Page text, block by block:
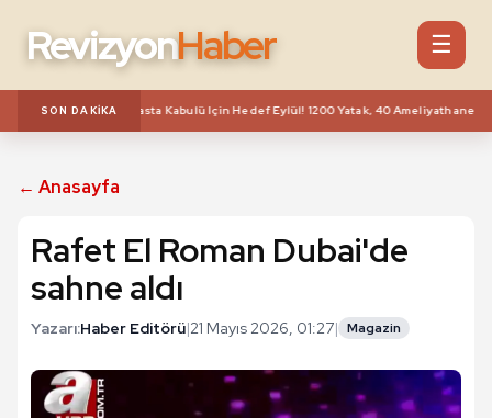
RevizyonHaber ☰
SON DAKIKA
Için Geri Sayım: Hasta Kabulü Için Hedef Eylül! 1200 Yatak, 40 Ameliyathane,
← Anasayfa
Rafet El Roman Dubai'de
sahne aldı
Yazarı:Haber Editörü|21 Mayıs 2026, 01:27| Magazin